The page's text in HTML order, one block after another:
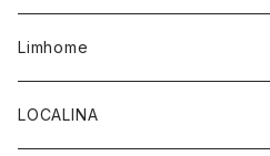
バンダナ
タンクトップ
Tシャツ
シャツ
スカート
パンツ
レディース
アウター
トップス
カーディガン
Limhome
LOCALINA